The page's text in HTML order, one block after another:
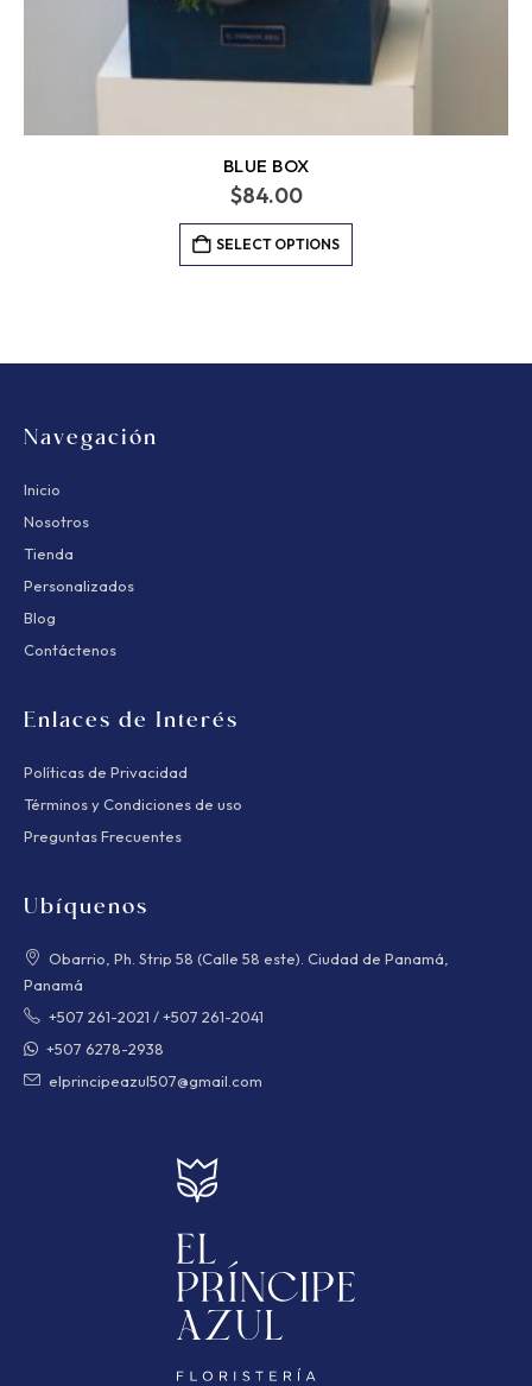
BLUE BOX
$84.00
SELECT OPTIONS
Navegación
Inicio
Nosotros
Tienda
Personalizados
Blog
Contáctenos
Enlaces de Interés
Políticas de Privacidad
Términos y Condiciones de uso
Preguntas Frecuentes
Ubíquenos
Obarrio, Ph. Strip 58 (Calle 58 este). Ciudad de Panamá,
Panamá
+507 261-2021 /+507 261-2041
+507 6278-2938
elprincipeazul507@gmail.com